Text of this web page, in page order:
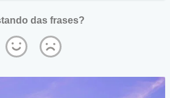
das frases?